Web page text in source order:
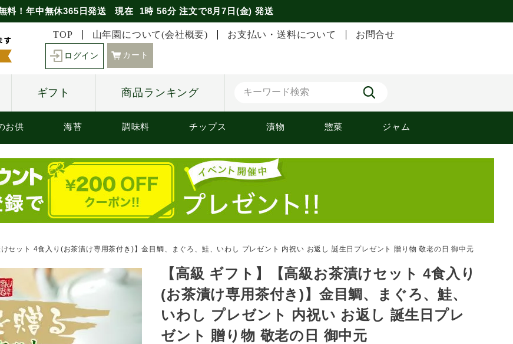
料！年中無休365日発送 現在 1時 56分注文で8月7日(金) 発送
TOP 山年園について(会社概要) お支払い・送料について お問合せ
ログイン カート
ギフト 商品ランキング
お供 海苔 調味料 チップス 漬物 惣菜 ジャム
けセット 4食入り(お茶漬け専用茶付き)】金目鯛、まぐろ、鮭、いわし プレゼント 内祝い お返し 誕生日プレゼント 贈り物 敬老の日 御中元
【高級 ギフト】【高級お茶漬けセット 4食入り
(お茶漬け専用茶付き)】金目鯛、まぐろ、鮭、
いわし プレゼント 内祝い お返し 誕生日プレ
ゼント 贈り物 敬老の日 御中元